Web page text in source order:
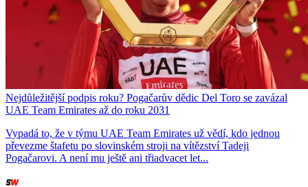
Nejdůležitější podpis roku? Pogačarův dědic Del Toro se zavázal
UAE Team Emirates až do roku 2031
Vypadá to, že v týmu UAE Team Emirates už vědí, kdo jednou
převezme štafetu po slovinském stroji na vítězství Tadeji
Pogačarovi. A není mu ještě ani třiadvacet let...